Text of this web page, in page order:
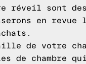
sont des
en
de votre
chambre qui